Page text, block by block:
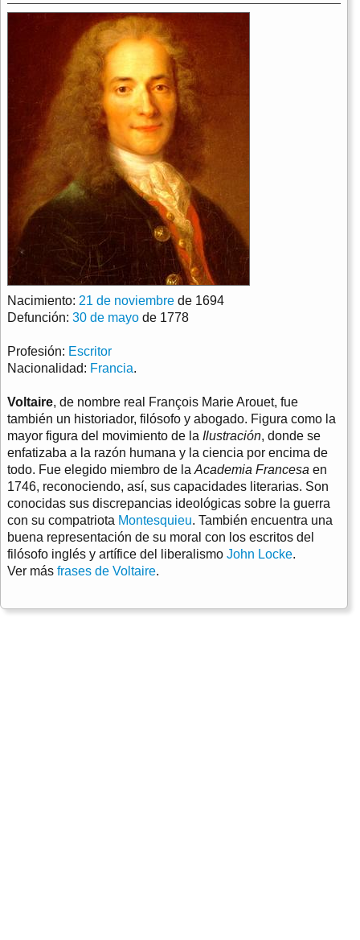
Nacimiento: 21 de noviembre de 1694
Defunción: 30 de mayo de 1778
Profesión: Escritor
Nacionalidad: Francia.
Voltaire, de nombre real François Marie Arouet, fue
también un historiador, filósofo y abogado. Figura como la
mayor figura del movimiento de la Ilustración, donde se
enfatizaba a la razón humana y la ciencia por encima de
todo. Fue elegido miembro de la Academia Francesa en
1746, reconociendo, así, sus capacidades literarias. Son
conocidas sus discrepancias ideológicas sobre la guerra
con su compatriota Montesquieu. También encuentra una
buena representación de su moral con los escritos del
filósofo inglés y artífice del liberalismo John Locke.
Ver más frases de Voltaire.